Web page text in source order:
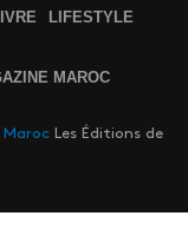
LIFESTYLE
MAROC
MarocLes Éditions de